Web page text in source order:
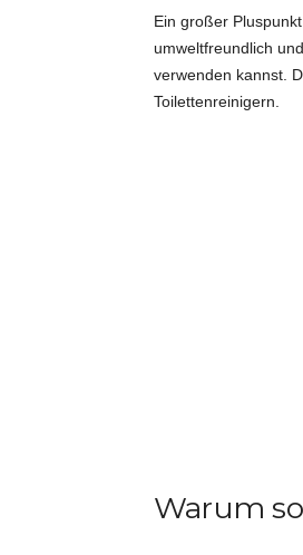
Ein großer
umweltfreundlich
verwenden kannst.
Toilettenreinigern.
Warum